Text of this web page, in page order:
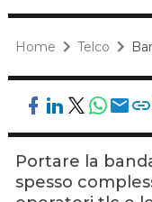
Home Telco
Portare la
spesso